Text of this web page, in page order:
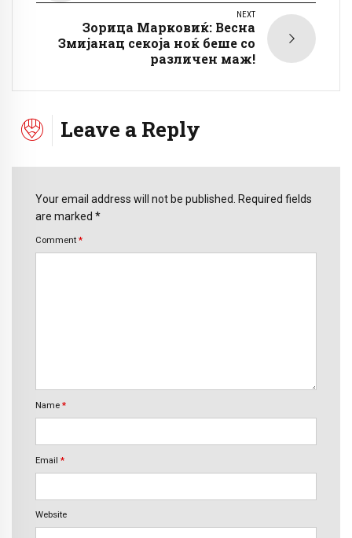
NEXT
Зорица Марковиќ: Весна
Змијанац секоја ноќ беше со
различен маж!
Leave a Reply
Your email address will not be published. Required fields
are marked *
Comment *
Name *
Email *
Website